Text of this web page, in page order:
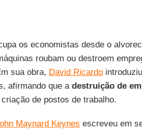
os economistas desde o
roubam ou destroem
sua obra, David Ricardo
afirmando que a destruição de
de postos de trabalho.
Maynard Keynes escreveu em